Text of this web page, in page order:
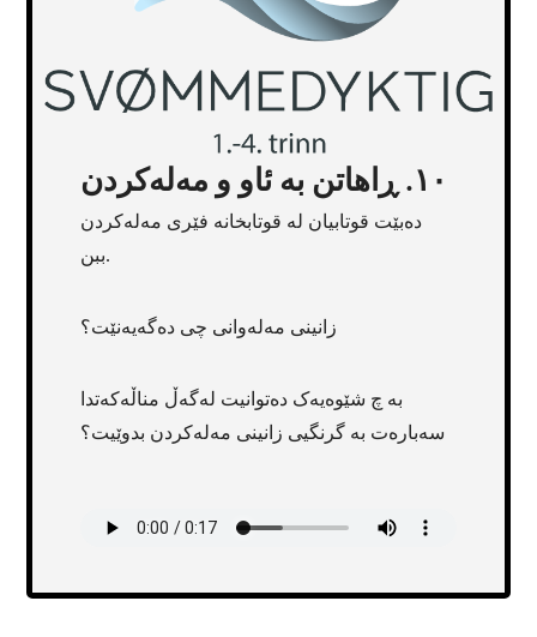
١٠. ڕاهاتن بە ئاو و مەلەکردن
دەبێت قوتابیان لە قوتابخانە فێری مەلەکردن
ببن.
زانینی مەلەوانی چی دەگەیەنێت؟
بە چ شێوەیەک دەتوانیت لەگەڵ مناڵەکەتدا
سەبارەت بە گرنگیی زانینی مەلەکردن بدوێیت؟